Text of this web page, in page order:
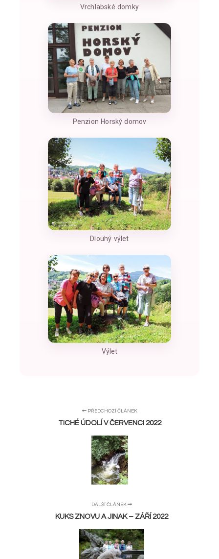
Vrchlabské domky
Penzion Horský domov
Dlouhý výlet
Výlet
PŘEDCHOZÍ ČLÁNEK
TICHÉ ÚDOLÍ V ČERVENCI 2022
DALŠÍ ČLÁNEK
KUKS ZNOVU A JINAK – ZÁŘÍ 2022